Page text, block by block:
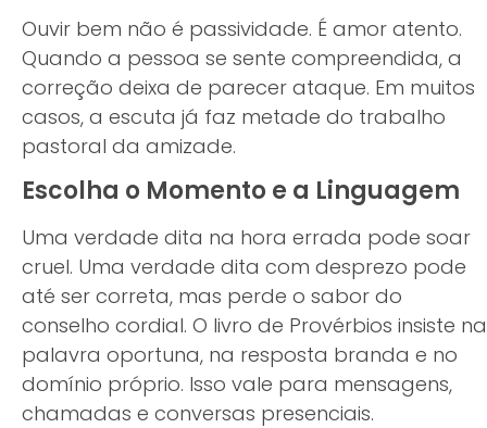
Ouvir bem não é passividade. É amor atento.
Quando a pessoa se sente compreendida, a
correção deixa de parecer ataque. Em muitos
casos, a escuta já faz metade do trabalho
pastoral da amizade.
Escolha o Momento e a Linguagem
Uma verdade dita na hora errada pode soar
cruel. Uma verdade dita com desprezo pode
até ser correta, mas perde o sabor do
conselho cordial. O livro de Provérbios insiste na
palavra oportuna, na resposta branda e no
domínio próprio. Isso vale para mensagens,
chamadas e conversas presenciais.